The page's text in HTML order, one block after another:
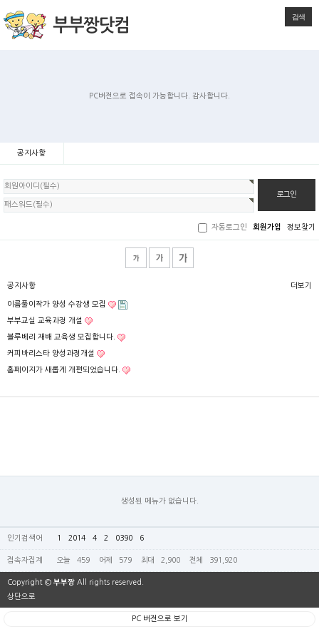
검색
PC버전으로 접속이 가능합니다. 감사합니다.
공지사항
회
원
로
그
자동로그인 회원가입 정보찾기
공지사항
이름풀이작가 양성 수강생 모집
부부교실 교육과정 개설
블루베리 재배 교육생 모집합니다.
커피바리스타 양성과정개설
홈페이지가 새롭게 개편되었습니다.
더보기
생성된 메뉴가 없습니다.
인기검색어 1 2014 4 2 0390 6
접속자집계 오늘 459 어제 579 최대 2,900 전체 391,920
Copyright © 부부짱 All rights reserved.
상단으로
PC 버전으로 보기